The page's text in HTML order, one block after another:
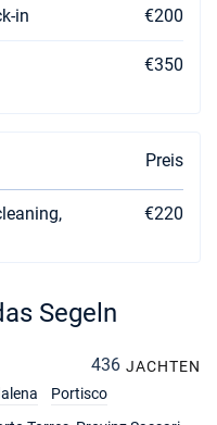
in €200
€350
Preis
€220
Segeln
436 JACHTEN
Portisco